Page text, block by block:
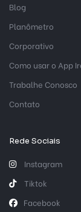
Blog
Planômetro
Corporativo
Como usar o App
Trabalhe Conosco
Contato
Rede Sociais
Instagram
Tiktok
Facebook